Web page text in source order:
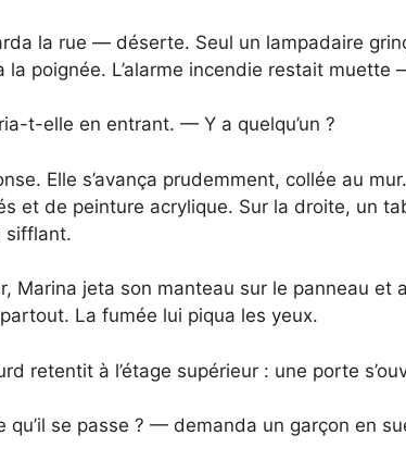
la rue — déserte. Seul un lampadaire
la poignée. L’alarme incendie restait
t-elle en entrant. — Y a quelqu’un ?
Elle s’avança prudemment, collée au
et de peinture acrylique. Sur la droite, un
sifflant.
Marina jeta son manteau sur le panneau et
La fumée lui piqua les yeux.
retentit à l’étage supérieur : une porte
qu’il se passe ? — demanda un garçon en